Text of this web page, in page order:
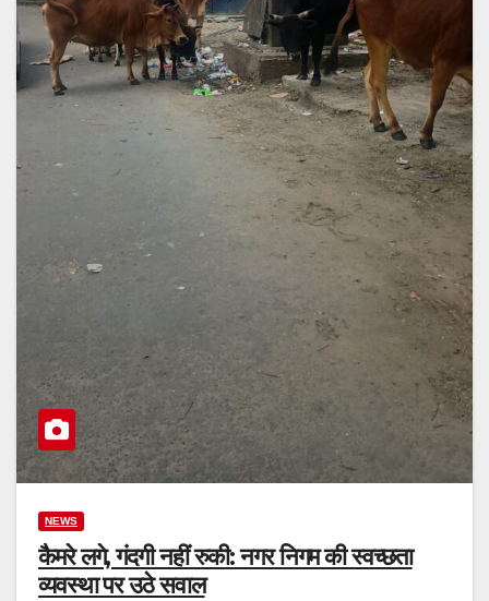
NEWS
कैमरे लगे, गंदगी नहीं रुकी: नगर निगम की स्वच्छता
व्यवस्था पर उठे सवाल